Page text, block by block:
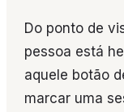
Do ponto de
pessoa está
aquele botão
marcar uma